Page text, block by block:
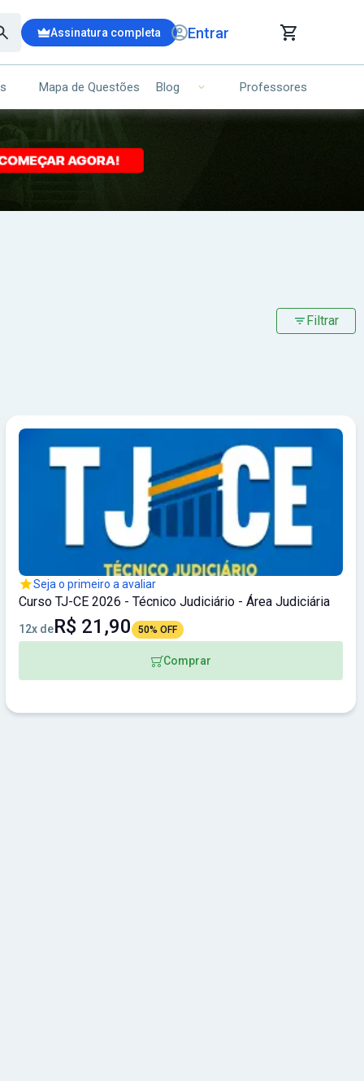
Assinatura completa Entrar
DE COMPRAS
(00)
Ops!
Seu carrinho ainda está vazio.
Mapa de Questões Blog Professores
Filtrar
Seja o primeiro a avaliar
Curso TJ-CE 2026 - Técnico Judiciário - Área Judiciária
12x deR$ 21,90 50% OFF
Comprar